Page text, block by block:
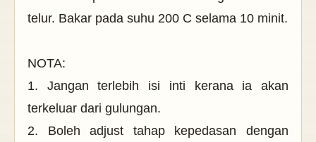
telur. Bakar pada suhu 200 C selama 10 minit.
NOTA:
1. Jangan terlebih isi inti kerana ia akan
terkeluar dari gulungan.
2. Boleh adjust tahap kepedasan dengan